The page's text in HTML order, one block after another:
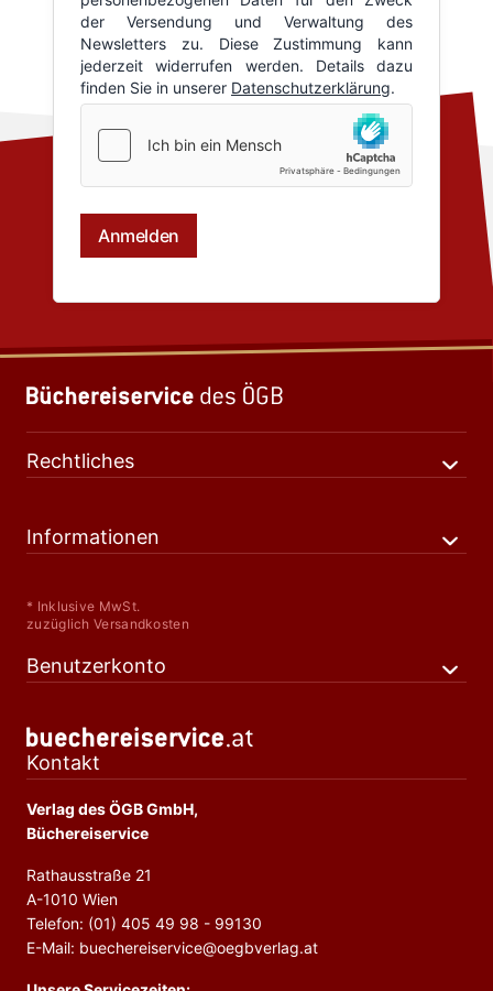
Rechtliches
Informationen
* Inklusive MwSt.
zuzüglich Versandkosten
Benutzerkonto
Kontakt
Verlag des ÖGB GmbH,
Büchereiservice
Rathausstraße 21
A-1010 Wien
Telefon: (01) 405 49 98 - 99130
E-Mail: buechereiservice@oegbverlag.at